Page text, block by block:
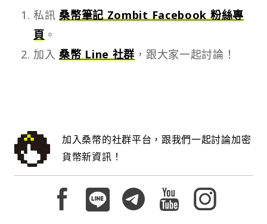
私訊桑幣筆記 Zombit Facebook 粉絲專
頁。
加入桑幣 Line 社群 ，跟大家一起討論！
加入桑幣的社群平台，跟我們一起討論加密
貨幣新資訊！